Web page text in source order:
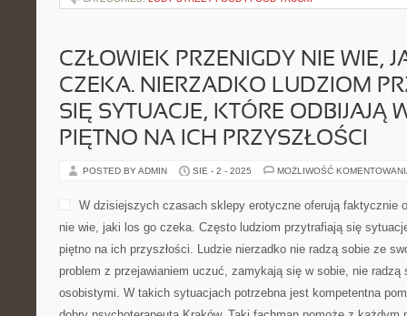
CZŁOWIEK PRZENIGDY NIE WIE,
CZEKA. NIERZADKO LUDZIOM
SIĘ SYTUACJE, KTÓRE ODBIJAJĄ
PIĘTNO NA ICH PRZYSZŁOŚCI
POSTED BY ADMIN SIE - 2 - 2025 MOŻLIWOŚĆ
W dzisiejszych czasach sklepy erotyczne oferują faktycznie
nie wie, jaki los go czeka. Często ludziom przytrafiają się
piętno na ich przyszłości. Ludzie nierzadko nie radzą sobie ze
problem z przejawianiem uczuć, zamykają się w sobie, nie radzą
osobistymi. W takich sytuacjach potrzebna jest kompetentna